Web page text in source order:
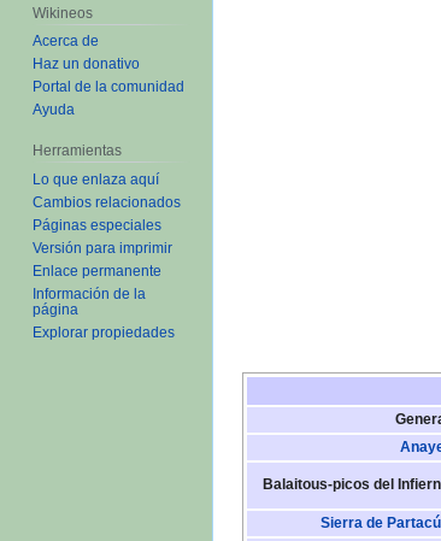
Balaitous-picos del
Sierra de
Wikineos
Acerca de
Haz un donativo
Portal de la comunidad
Ayuda
Herramientas
Lo que enlaza aquí
Cambios relacionados
Páginas especiales
Versión para imprimir
Enlace permanente
Información de la
página
Explorar propiedades